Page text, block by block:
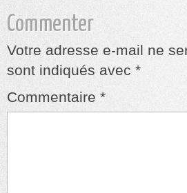
Commenter
Votre adresse e-mail ne
sont indiqués avec *
Commentaire *